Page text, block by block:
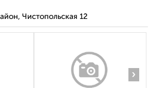
Чистопольская 12
›